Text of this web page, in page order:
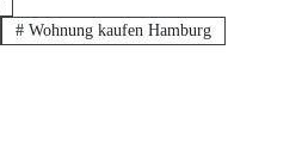
#Wohnung kaufen Hamburg